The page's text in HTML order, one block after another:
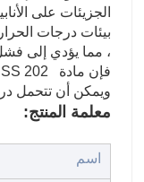
الجزيئات على
بيئات درجات
، مما يؤدي إلى
ويمكن أن تتحمل
معلمة المنتج:
اسم